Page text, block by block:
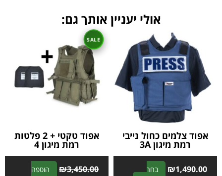
אולי יעניין אותך גם:
אפוד צלמים כחול נייבי
רמת מיגון 3A
₪1,490.00
בחר
אפוד טקטי + 2 פלטות
רמת מיגון 4
₪3,450.00
הוספה